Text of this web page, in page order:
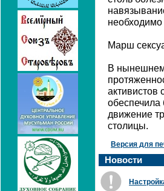
необходимо
Марш
В
активистов
движение
столицы.
Версия для
Новости